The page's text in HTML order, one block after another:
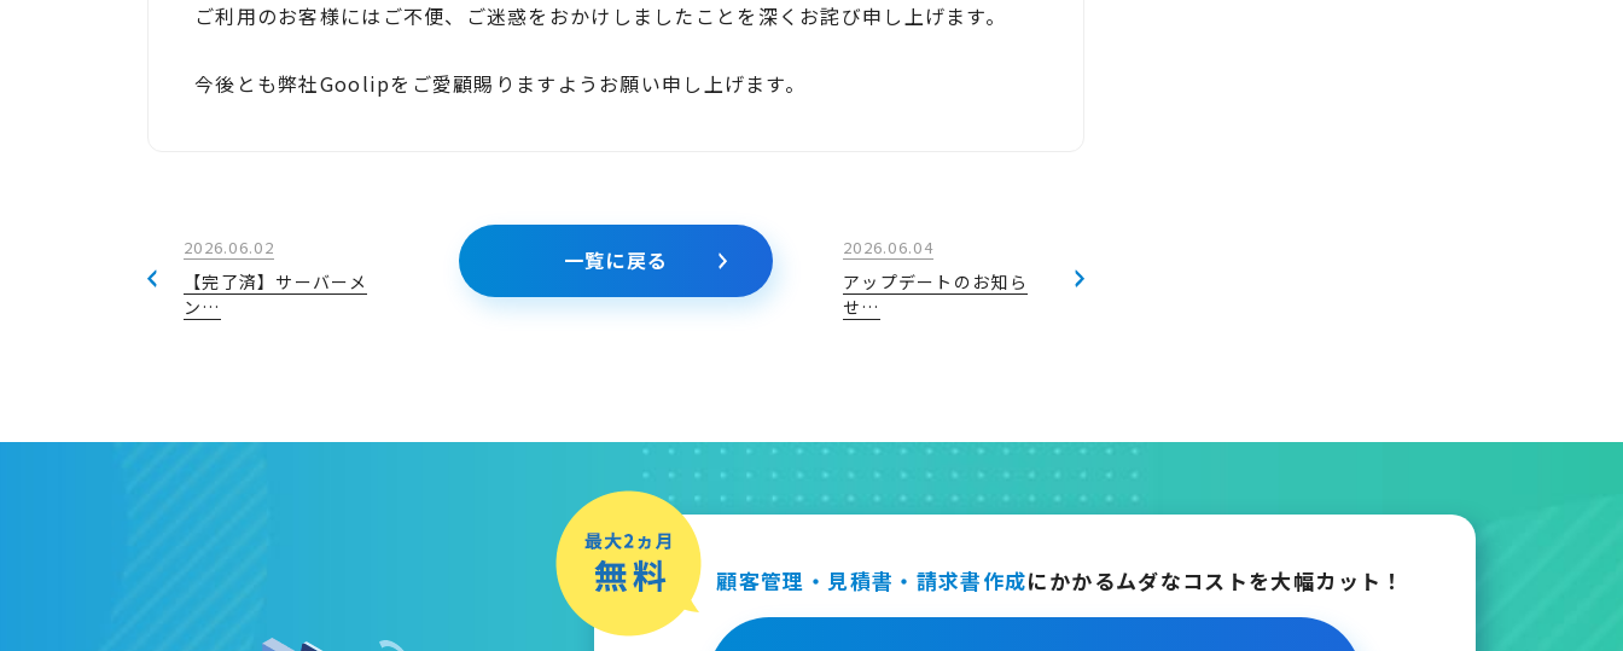
ご利用のお客様にはご不便、ご迷惑をおかけしましたことを深くお詫び申し上げます。
今後とも弊社Goolipをご愛顧賜りますようお願い申し上げます。
2026.06.02
【完了済】サーバーメ
ン…
一覧に戻る 2026.06.04
アップデートのお知ら
せ…
顧客管理・見積書・請求書作成にかかるムダなコストを大幅カット！